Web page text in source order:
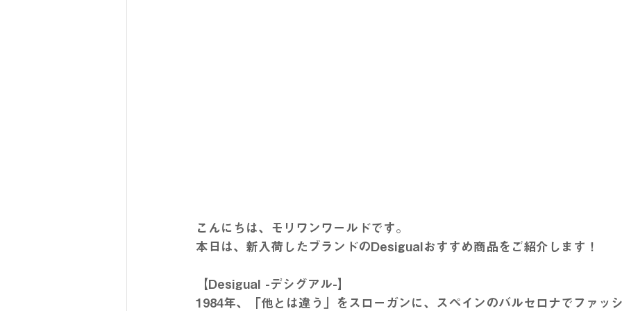
こんにちは、モリワンワールドです。
本日は、新入荷したブランドのDesigualおすすめ商品をご紹介します！
【Desigual -デシグアル-】
1984年、「他とは違う」をスローガンに、スペインのバルセロナでファッ